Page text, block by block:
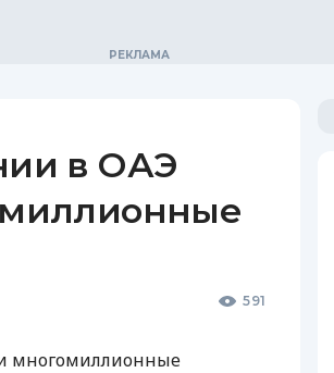
в ОАЭ
591
многомиллионные